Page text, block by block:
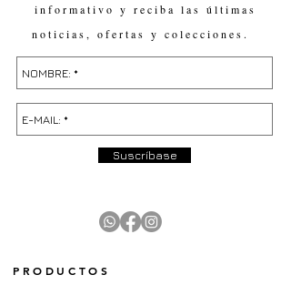
informativo y reciba las últimas
noticias, ofertas y colecciones.
Suscríbase
PRODUCTOS